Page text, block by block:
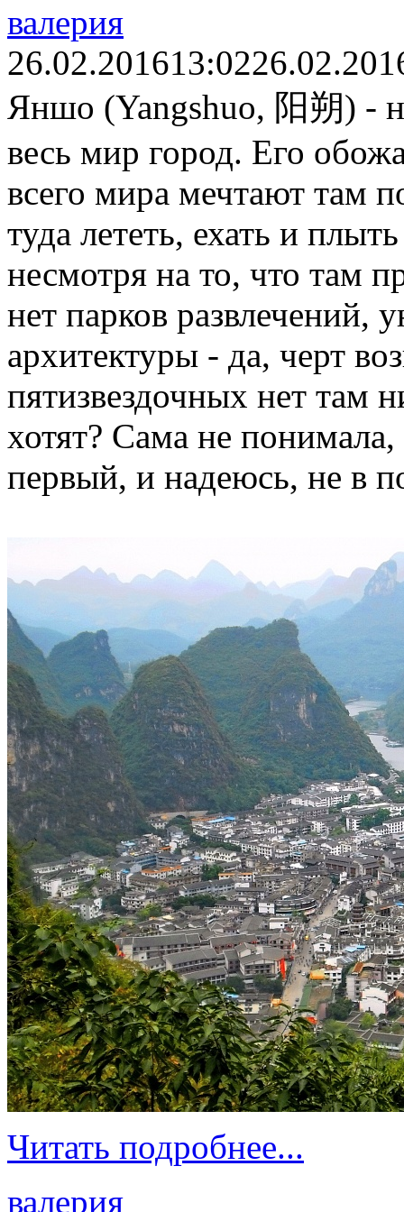
валерия
26.02.201613:02
Яншо (Yangshuo, 阳朔) -
весь мир город. Его
всего мира мечтают там
туда лететь, ехать и
несмотря на то, что там
нет парков развлечений,
архитектуры - да, черт
пятизвездочных нет там
хотят? Сама не
первый, и надеюсь, не в
Читать подробнее...
валерия